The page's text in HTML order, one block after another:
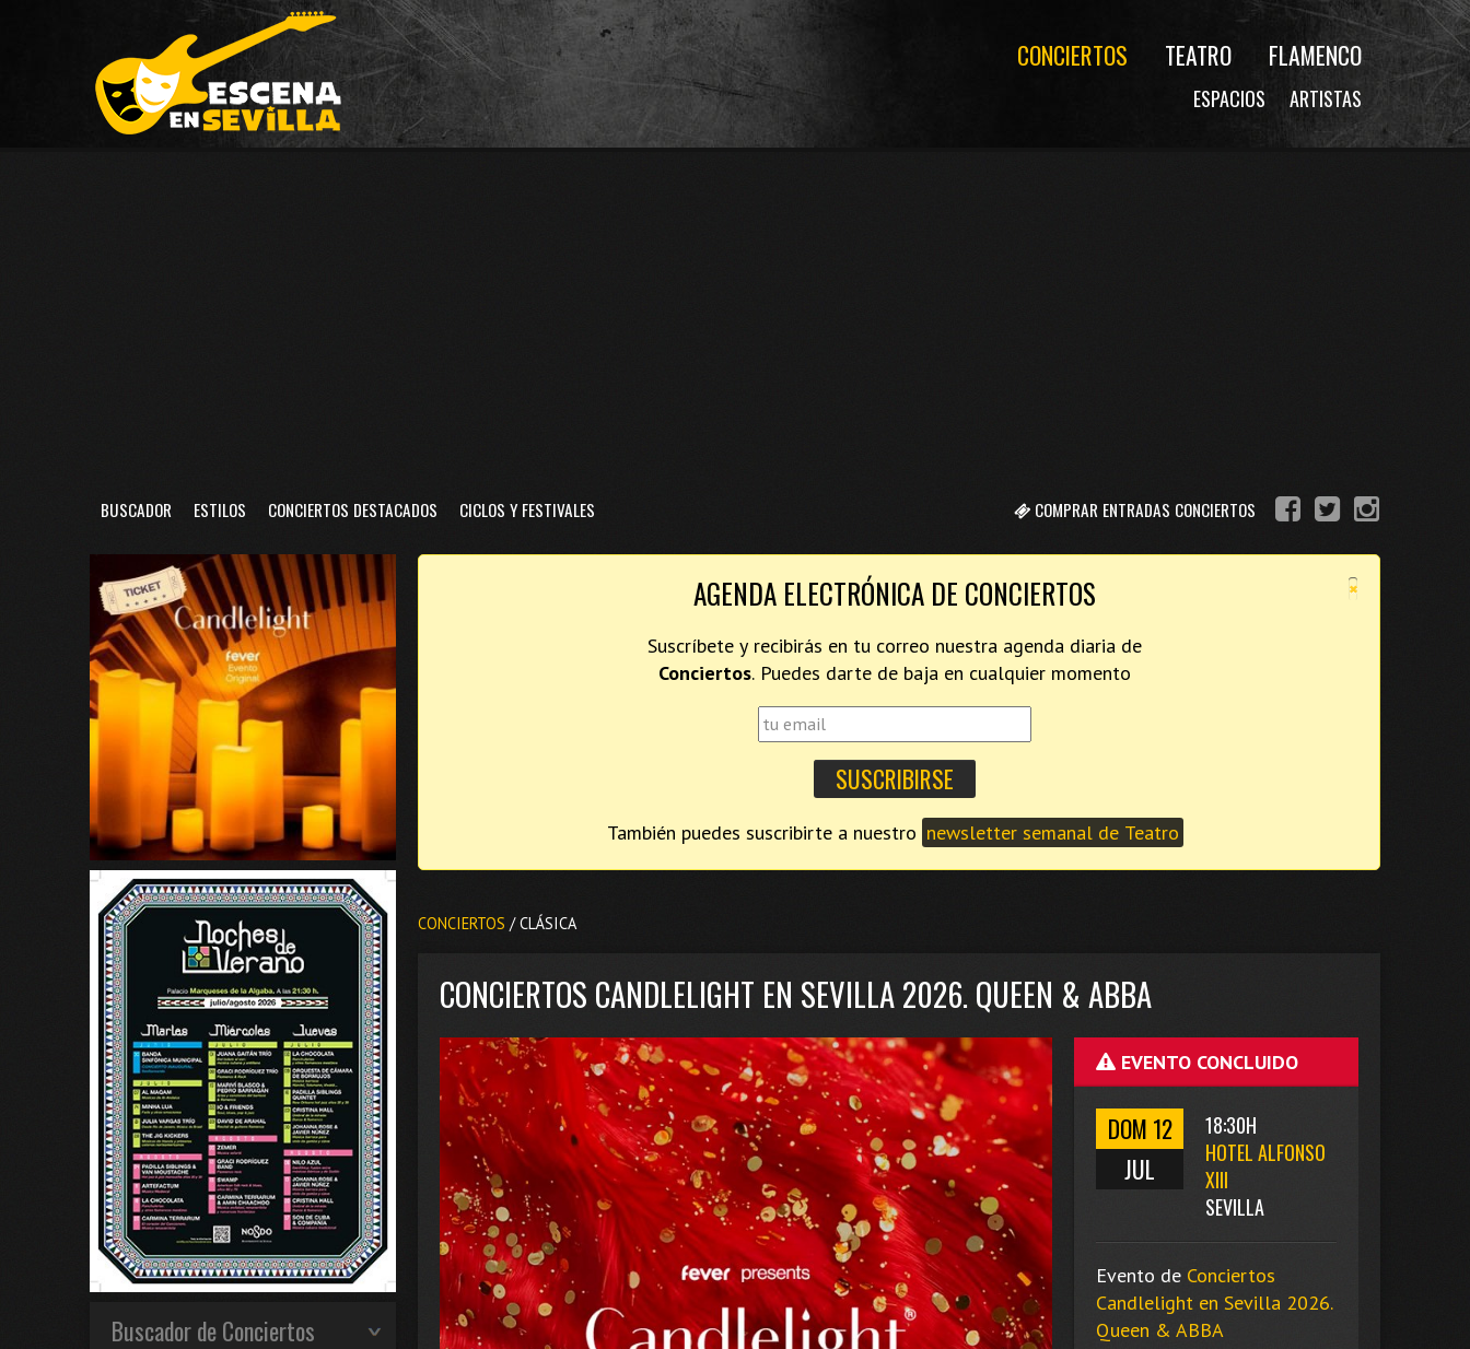
CONCIERTOS TEATRO FLAMENCO
ESPACIOS ARTISTAS
COMPRAR ENTRADAS CONCIERTOS
BUSCADOR ESTILOS CONCIERTOS DESTACADOS CICLOS Y FESTIVALES
×
AGENDA ELECTRÓNICA DE CONCIERTOS
Suscríbete y recibirás en tu correo nuestra agenda diaria de
Conciertos. Puedes darte de baja en cualquier momento
También puedes suscribirte a nuestro newsletter semanal de Teatro
CONCIERTOS / CLÁSICA
CONCIERTOS CANDLELIGHT EN SEVILLA 2026. QUEEN & ABBA
EVENTO CONCLUIDO
DOM 12
JUL
18:30H
HOTEL ALFONSO
XIII
SEVILLA
Evento de Conciertos
Candlelight en Sevilla 2026.
Queen & ABBA
Buscador de Conciertos